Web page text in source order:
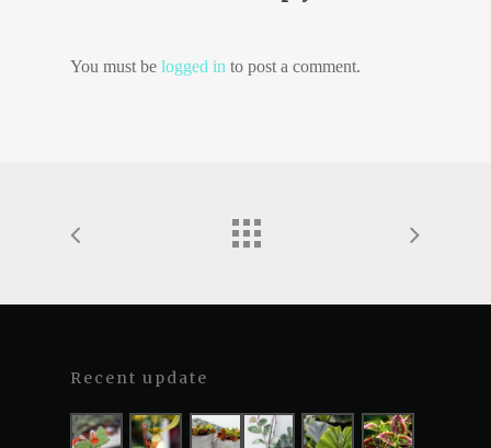
You must be logged in to post a comment.
Recent update